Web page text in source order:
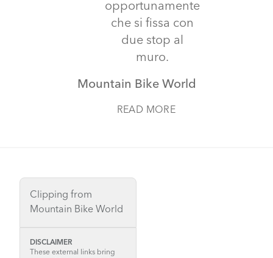
opportunamente
che si fissa con
due stop al
muro.
Mountain Bike World
READ MORE
Clipping from
Mountain Bike World
DISCLAIMER
These external links bring